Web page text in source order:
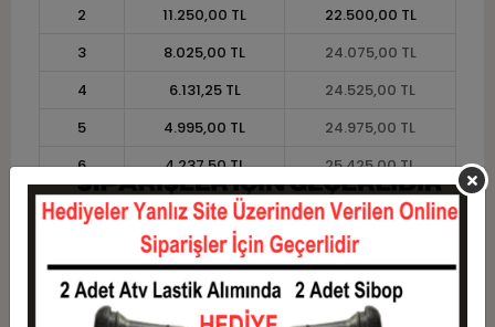
2
11.250,00 TL
22.500,00 TL
3
8.025,00 TL
24.075,00 TL
4
6.131,25 TL
24.525,00 TL
5
4.995,00 TL
24.975,00 TL
6
4.237,50 TL
25.425,00 TL
7
3.696,43 TL
25.875,00 TL
3.290,63 TL
26.325,00 TL
9
2.975,00 TL
26.775,00 TL
2.722,50 TL
27.225,00 TL